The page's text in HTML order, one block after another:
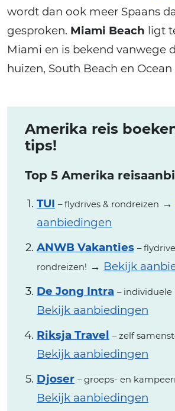
wordt dan ook meer Spaans
gesproken. Miami Beach ligt
Miami en is bekend vanwege
huizen, South Beach en Ocean
Amerika reis
tips!
Top 5 Amerika
TUI – flydrives & rondreizen →
aanbiedingen
ANWB Vakanties –
rondreizen! → Bekijk
De Jong Intra – individuele
Bekijk aanbiedingen
Riksja Travel – zelf
Bekijk aanbiedingen
Djoser – groeps- en
Bekijk aanbiedingen